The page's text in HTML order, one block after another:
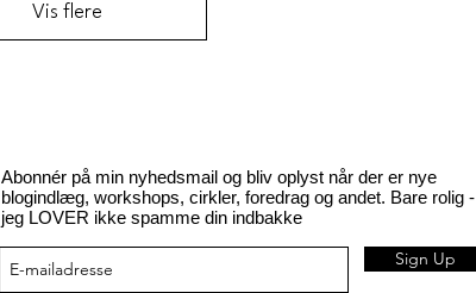
Vis flere
Abonnér på min nyhedsmail og bliv oplyst når der er nye
blogindlæg, workshops, cirkler, foredrag og andet. Bare rolig -
jeg LOVER ikke spamme din indbakke
Sign Up